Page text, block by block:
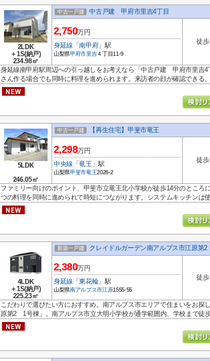
2LDK
＋1S(納戸)
234.98㎡
中古一戸建 中古戸建 甲府市里吉4丁目
2,750万円
身延線 「南甲府」駅
山梨県甲府市里吉４丁目11-9
徒
身延線南甲府駅周辺への引っ越しをお考えなら「中古戸建 甲府市里吉4
さん作る場合でも同時に料理を進められます。来訪者の顔が確認できる
5LDK
246.05㎡
中古一戸建 【再生住宅】甲斐市竜王
2,298万円
中央線 「竜王 」駅
山梨県甲斐市竜王2028-2
徒
ファミリー向けのポイント、甲斐市立竜王北小学校が徒歩14分のところ
つの料理を同時に進められて時短につながります。システムキッチンは
4LDK
＋1S(納戸)
225.23㎡
新築一戸建 クレイドルガーデン南アルプス市江原第
2,380万円
身延線 「東花輪」駅
山梨県南アルプス市江原1555-55
徒
こだわりで選びたい方におすすめ。南アルプス市エリアで住まいをお探
原第2 1号棟」。南アルプス市立大明小学校が通学範囲内、学校まで徒